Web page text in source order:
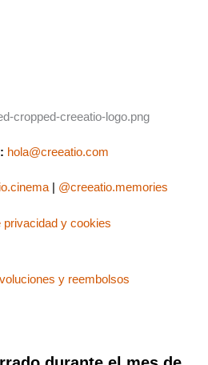
hola@creeatio.com
| @creeatio.memories
privacidad y cookies
y reembolsos